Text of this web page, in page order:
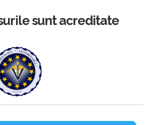
sunt acreditate